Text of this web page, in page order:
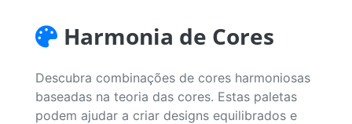
Harmonia de Cores
Descubra combinações de cores harmoniosas
baseadas na teoria das cores. Estas paletas
podem ajudar a criar designs equilibrados e